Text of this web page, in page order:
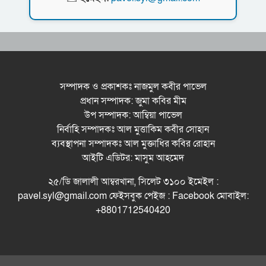
সিকৃবি’তে জুলাই গণ-অভ্যুত্থান দিবস উপলক্ষে
উদ্বোধন করলেন মন্ত্রী মুক্তাদির
বড়লেখায় জুলাই শহীদদের স্মরণে সহকারী শিক্ষক
সমিতির মাসব্যাপী বৃক্ষরোপণ কর্মসূচির উদ্বোধন
মেট্রোপলিটন ইউনিভার্সিটিতে “পারস্য কবিতা ও বাংলা
কবিতা: যোগাযোগ ও সম্ভাবনা” শীর্ষক সেমিনার
সিলেটের জোড়া ব্রিজের পাশ থেকে আ ট ক ফরহাদ-
বাদশা
সম্পাদক ও প্রকাশকঃ নাজমুল কবীর পাভেল
প্রধান সম্পাদক: জুমা কবির মীম
উপ সম্পাদক: আম্বিয়া পাভেল
নির্বাহি সম্পাদকঃ আল মুত্তাকিম কবীর সোহান
ব্যবস্থাপনা সম্পাদকঃ আল মুক্তাধির কবির রোহান
আইটি এডিটর: মাসুম আহমেদ
২৫/ডি জালালী আম্বরখানা, সিলেট ৩১০০ ইমেইল :
pavel.syl@gmail.com ফেইসবুক পেইজ : Facebook মোবাইল:
+8801712540420